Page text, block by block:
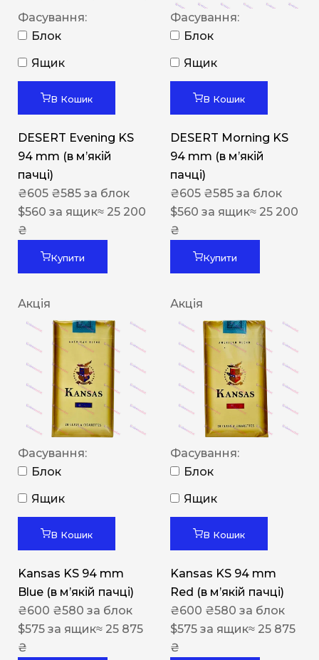
Фасування:
Блок
Ящик
В Кошик
DESERT Evening KS
94 mm (в мʼякій
пачці)
₴605 ₴585 за блок
$560 за ящик≈ 25 200
₴
Купити
Фасування:
Блок
Ящик
В Кошик
DESERT Morning KS
94 mm (в мʼякій
пачці)
₴605 ₴585 за блок
$560 за ящик≈ 25 200
₴
Купити
Акція
Фасування:
Блок
Ящик
В Кошик
Kansas KS 94 mm
Blue (в мʼякій пачці)
₴600 ₴580 за блок
$575 за ящик≈ 25 875
₴
Акція
Фасування:
Блок
Ящик
В Кошик
Kansas KS 94 mm
Red (в мʼякій пачці)
₴600 ₴580 за блок
$575 за ящик≈ 25 875
₴